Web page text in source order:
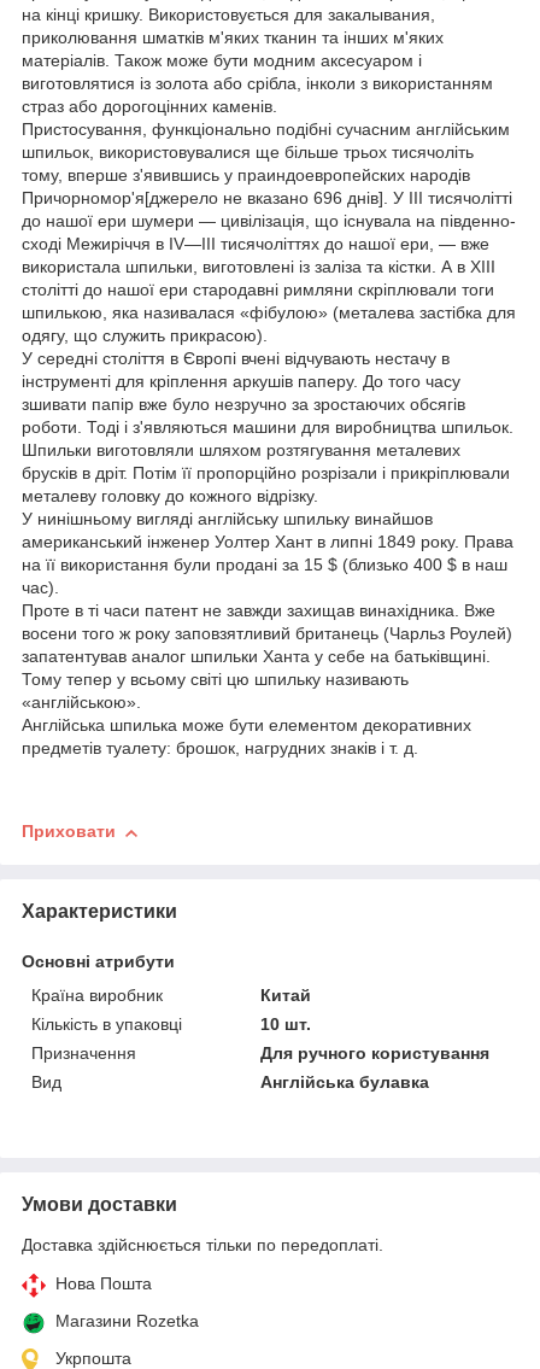
на кінці кришку. Використовується для закалывания,
приколювання шматків м'яких тканин та інших м'яких
матеріалів. Також може бути модним аксесуаром і
виготовлятися із золота або срібла, інколи з використанням
страз або дорогоцінних каменів.
Пристосування, функціонально подібні сучасним англійським
шпильок, використовувалися ще більше трьох тисячоліть
тому, вперше з'явившись у праиндоевропейских народів
Причорномор'я[джерело не вказано 696 днів]. У III тисячолітті
до нашої ери шумери — цивілізація, що існувала на південно-
сході Межиріччя в IV—III тисячоліттях до нашої ери, — вже
використала шпильки, виготовлені із заліза та кістки. А в XIII
столітті до нашої ери стародавні римляни скріплювали тоги
шпилькою, яка називалася «фібулою» (металева застібка для
одягу, що служить прикрасою).
У середні століття в Європі вчені відчувають нестачу в
інструменті для кріплення аркушів паперу. До того часу
зшивати папір вже було незручно за зростаючих обсягів
роботи. Тоді і з'являються машини для виробництва шпильок.
Шпильки виготовляли шляхом розтягування металевих
брусків в дріт. Потім її пропорційно розрізали і прикріплювали
металеву головку до кожного відрізку.
У нинішньому вигляді англійську шпильку винайшов
американський інженер Уолтер Хант в липні 1849 року. Права
на її використання були продані за 15 $ (близько 400 $ в наш
час).
Проте в ті часи патент не завжди захищав винахідника. Вже
восени того ж року заповзятливий британець (Чарльз Роулей)
запатентував аналог шпильки Ханта у себе на батьківщині.
Тому тепер у всьому світі цю шпильку називають
«англійською».
Англійська шпилька може бути елементом декоративних
предметів туалету: брошок, нагрудних знаків і т. д.
Приховати
Характеристики
Основні атрибути
Країна виробник
Китай
Кількість в упаковці
10 шт.
Призначення
Для ручного користування
Вид
Англійська булавка
Умови доставки
Доставка здійснюється тільки по передоплаті.
Нова Пошта
Магазини Rozetka
Укрпошта